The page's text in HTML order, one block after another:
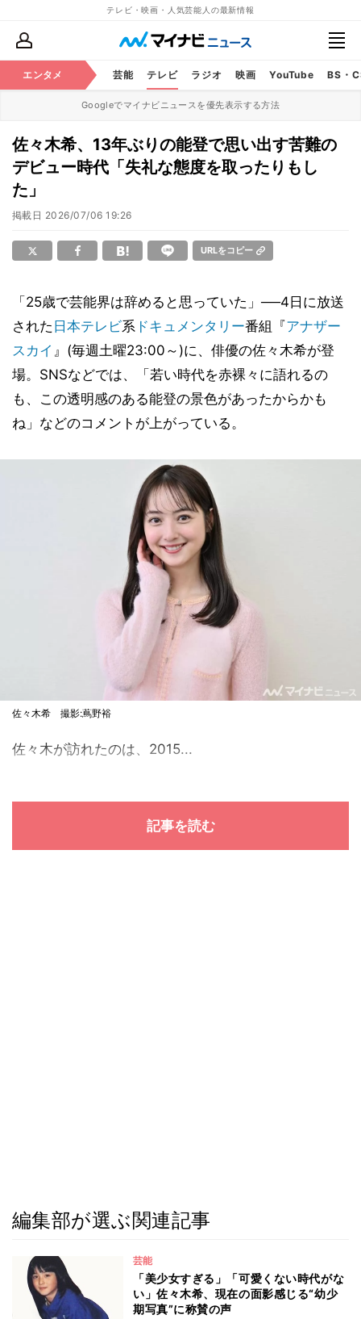
テレビ・映画・人気芸能人の最新情報
エンタメ 芸能 テレビ ラジオ 映画 YouTube BS・
Googleでマイナビニュースを優先表示する方法
佐々木希、13年ぶりの能登で思い出す苦難の
デビュー時代「失礼な態度を取ったりもし
た」
掲載日 2026/07/06 19:26
URLをコピー
「25歳で芸能界は辞めると思っていた」──4日に放送
された 日本テレビ系 ドキュメンタリー番組『アナザー
スカイ 』(毎週土曜23:00～)に、俳優の佐々木希が登
場。SNSなどでは、「若い時代を赤裸々に語れるの
も、この透明感のある能登の景色があったからかも
ね」などのコメントが上がっている。
佐々木希 撮影:蔦野裕
佐々木が訪れたのは、2015...
記事を読む
編集部が選ぶ関連記事
芸能
「美少女すぎる」「可愛くない時代がな
い」佐々木希、現在の面影感じる“幼少
期写真”に称賛の声